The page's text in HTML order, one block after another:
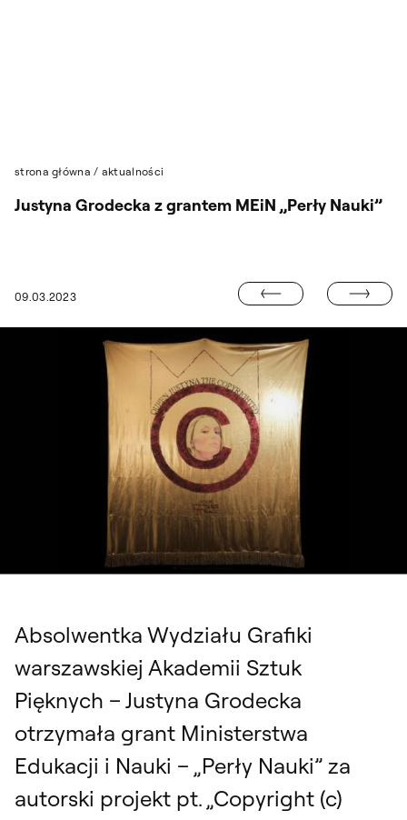
strona główna / aktualności
09.03.2023
Justyna Grodecka z grantem MEiN „Perły Nauki”
MARTYNY KANDER W TEATRZE NARODOWYM
MUZYKA MA
Absolwentka Wydziału Grafiki
warszawskiej Akademii Sztuk
Pięknych – Justyna Grodecka
otrzymała grant Ministerstwa
Edukacji i Nauki – „Perły Nauki” za
autorski projekt pt. „Copyright (c)